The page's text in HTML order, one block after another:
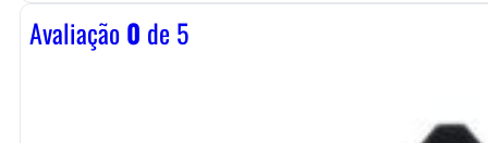
Avaliação0 de 5